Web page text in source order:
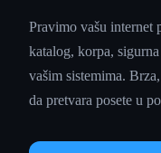
Pravimo vašu internet
katalog, korpa,
vašim sistemima.
da pretvara posete u